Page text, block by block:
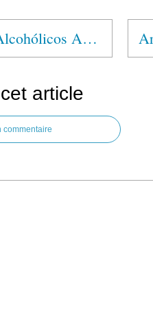
MEXIQUE Alcohólicos Anónimos®
article
commentaire